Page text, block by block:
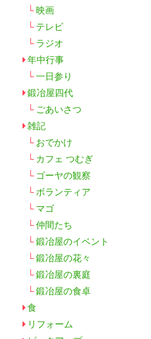
映画
テレビ
ラジオ
年中行事
一日参り
鍛冶屋四代
ごあいさつ
雑記
おでかけ
カフェ つむぎ
ゴーヤの観察
ボランティア
マゴ
仲間たち
鍛冶屋のイベント
鍛冶屋の花々
鍛冶屋の裏庭
鍛冶屋の食卓
食
リフォーム